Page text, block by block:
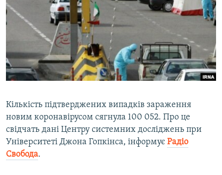
СПЕЦПРОЕКТИ
ДЕПОРТАЦІЯ
ВІДЕОУРОКИ «ELIFBE»
СВІДЧЕННЯ ОКУПАЦІЇ
УКРАЇНСЬКА ПРОБЛЕМА КРИМУ
ЯК ОБІЙТИ БЛОКУВАННЯ
Qırımtatar
Усі сайти RFE/RL
Кількість підтверджених випадків зараження
новим коронавірусом сягнула 100 052. Про це
свідчать дані Центру системних досліджень при
Університеті Джона Гопкінса, інформує Радіо
Свобода.